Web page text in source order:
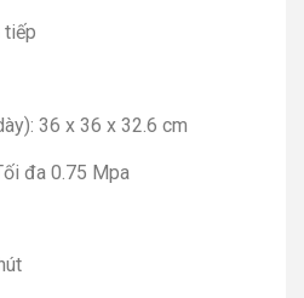
tiếp
36 x 36 x 32.6 cm
đa 0.75 Mpa